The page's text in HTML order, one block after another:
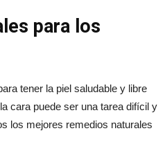
para los
tener la piel saludable y libre
cara puede ser una tarea difícil y
los mejores remedios naturales